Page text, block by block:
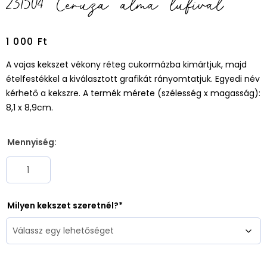
1 000 Ft
A vajas kekszet vékony réteg cukormázba kimártjuk, majd
ételfestékkel a kiválasztott grafikát rányomtatjuk. Egyedi név
kérhető a kekszre. A termék mérete (szélesség x magasság):
8,1 x 8,9cm.
Mennyiség:
Milyen kekszet szeretnél?